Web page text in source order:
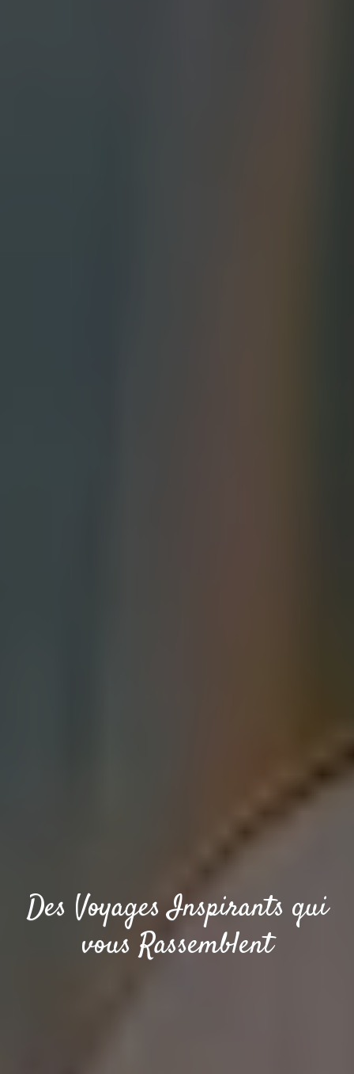
Des Voyages Inspirants qui
vous Rassemblent